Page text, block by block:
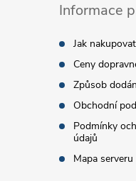
Informace
Jak nakupovat
Ceny
Způsob
Obchodní
Podmínky
údajů
Mapa serveru